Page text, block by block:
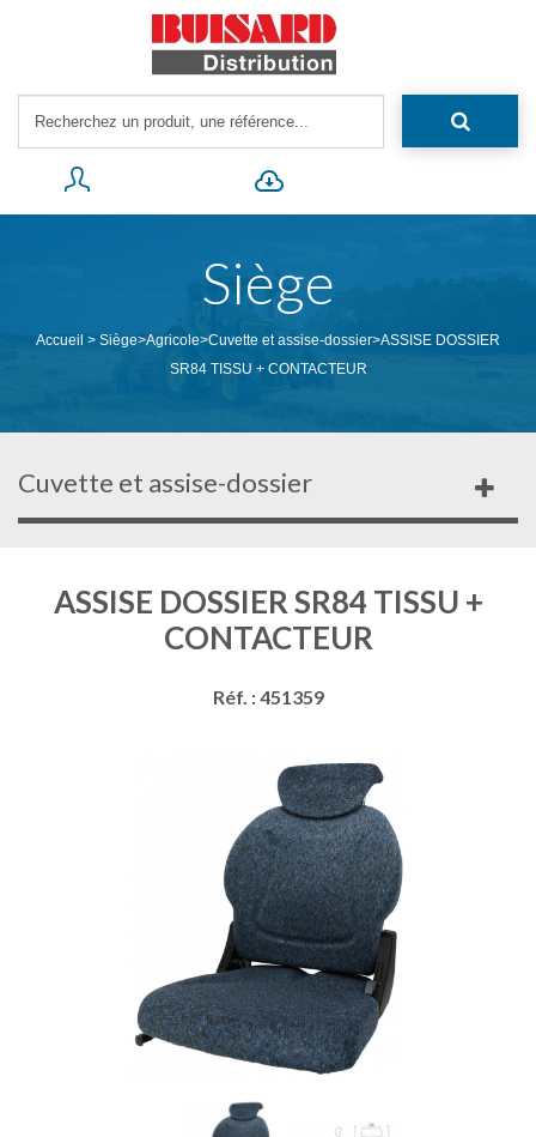
Siège
Accueil > Siège>Agricole>Cuvette et assise-dossier>ASSISE DOSSIER
SR84 TISSU + CONTACTEUR
Cuvette et assise-dossier
ASSISE DOSSIER SR84 TISSU +
CONTACTEUR
Réf. : 451359